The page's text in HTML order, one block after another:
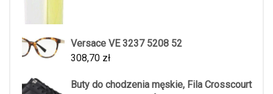
Versace VE 3237 5208 52
308,70 zł
Buty do chodzenia męskie, Fila Crosscourt